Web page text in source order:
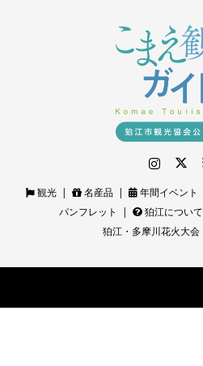
観光 名産品 年間イベント
パンフレット
狛江について
狛江・多摩川花火大会